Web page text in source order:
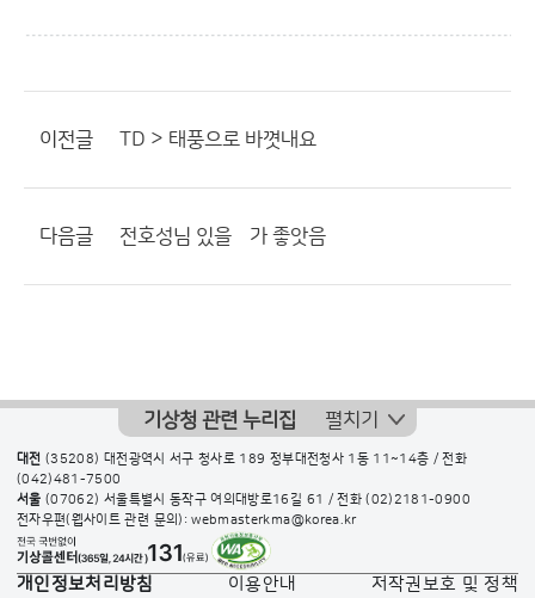
이전글 TD > 태풍으로 바꼇내요
다음글 전호성님 있을뗴가 좋앗음
기상청 관련 누리집 펼치기
대전 (35208) 대전광역시 서구 청사로 189 정부대전청사 1동 11~14층 / 전화
(042)481-7500
서울 (07062) 서울특별시 동작구 여의대방로16길 61 / 전화(02)2181-0900
전자우편(웹사이트 관련 문의): webmasterkma@korea.kr
개인정보처리방침 이용안내
저작권보호 및 정책